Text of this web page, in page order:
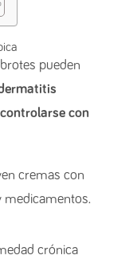
pueden
con
cremas con
medicamentos.
crónica